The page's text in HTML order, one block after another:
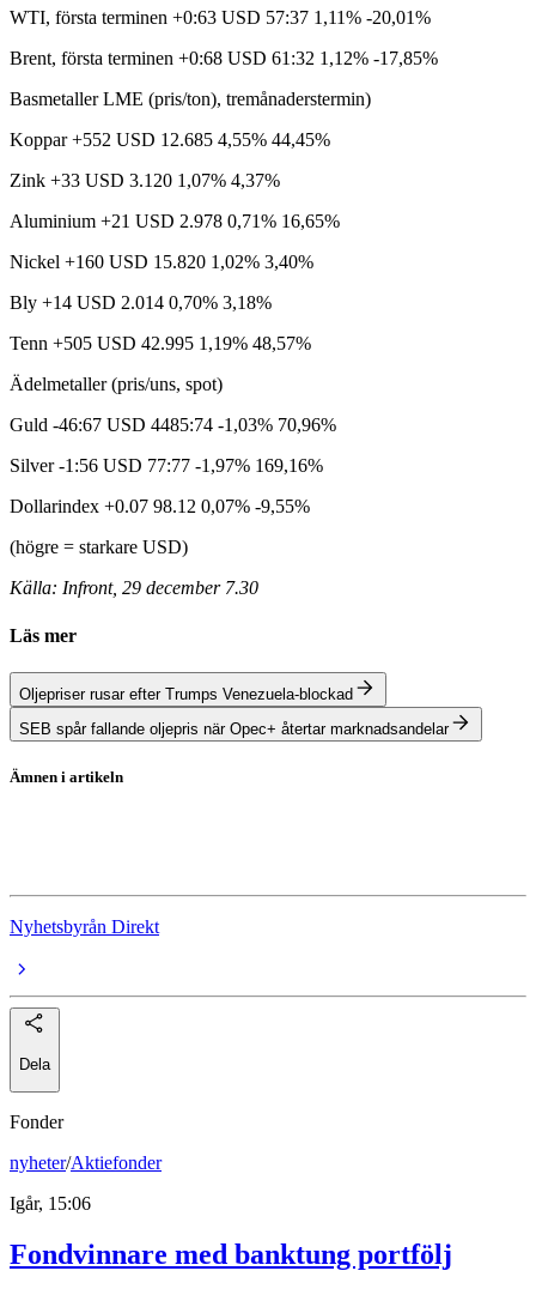
WTI, första terminen +0:63 USD 57:37 1,11% -20,01%
Brent, första terminen +0:68 USD 61:32 1,12% -17,85%
Basmetaller LME (pris/ton), tremånaderstermin)
Koppar +552 USD 12.685 4,55% 44,45%
Zink +33 USD 3.120 1,07% 4,37%
Aluminium +21 USD 2.978 0,71% 16,65%
Nickel +160 USD 15.820 1,02% 3,40%
Bly +14 USD 2.014 0,70% 3,18%
Tenn +505 USD 42.995 1,19% 48,57%
Ädelmetaller (pris/uns, spot)
Guld -46:67 USD 4485:74 -1,03% 70,96%
Silver -1:56 USD 77:77 -1,97% 169,16%
Dollarindex +0.07 98.12 0,07% -9,55%
(högre = starkare USD)
Källa: Infront, 29 december 7.30
Läs mer
Oljepriser rusar efter Trumps Venezuela-blockad
SEB spår fallande oljepris när Opec+ återtar marknadsandelar
Ämnen i artikeln
Nyhetsbyrån Direkt
Dela
Fonder
nyheter/Aktiefonder
Igår, 15:06
Fondvinnare med banktung portfölj